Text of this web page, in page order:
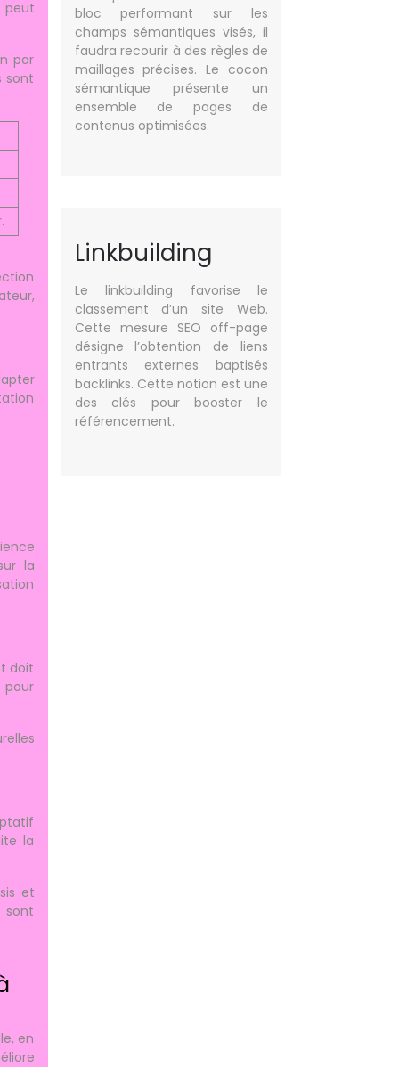
peut
par
sont
la
doit
pour
la
et
sont
en
bloc performant sur les
champs sémantiques visés, il
faudra recourir à des règles de
maillages précises. Le cocon
sémantique présente un
ensemble de pages de
contenus optimisées.
Linkbuilding
Le linkbuilding favorise le
classement d’un site Web.
Cette mesure SEO off-page
désigne l’obtention de liens
entrants externes baptisés
backlinks. Cette notion est une
des clés pour booster le
référencement.